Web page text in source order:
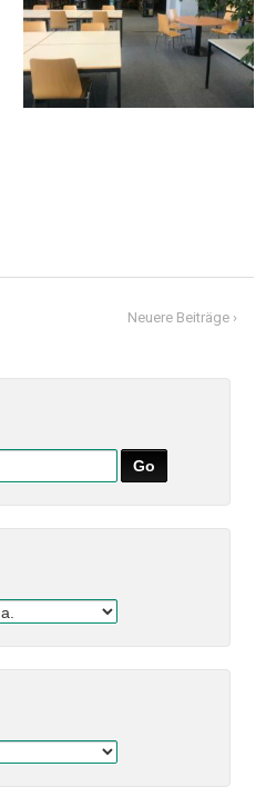
Neuere Beiträge ›